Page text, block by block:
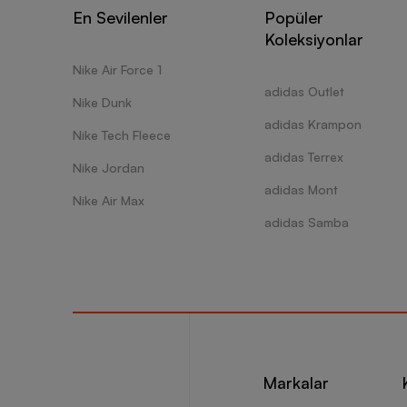
ve
hafif
Koşu
için
En Sevilenler
Nike Air Force 1
Nike Dunk
Nike Tech Fleece
Nike Jordan
Nike Air Max
Popüler
Koleksiyonlar
adidas Outlet
adidas Krampon
adidas Terrex
adidas Mont
adidas Samba
Markalar